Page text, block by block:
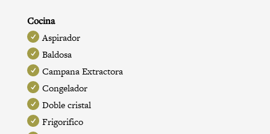
Cocina
Aspirador
Baldosa
Campana Extractora
Congelador
Doble cristal
Frigorifico